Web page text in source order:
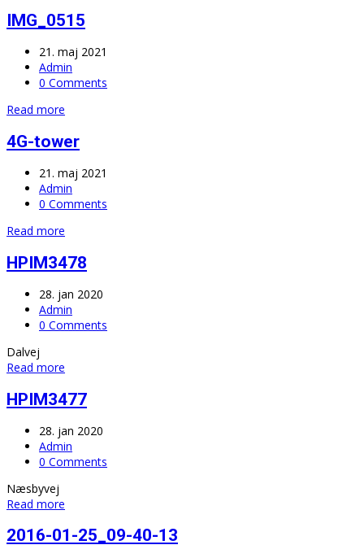
IMG_0515
21. maj 2021
Admin
0 Comments
Read more
4G-tower
21. maj 2021
Admin
0 Comments
Read more
HPIM3478
28. jan 2020
Admin
0 Comments
Dalvej
Read more
HPIM3477
28. jan 2020
Admin
0 Comments
Næsbyvej
Read more
2016-01-25_09-40-13